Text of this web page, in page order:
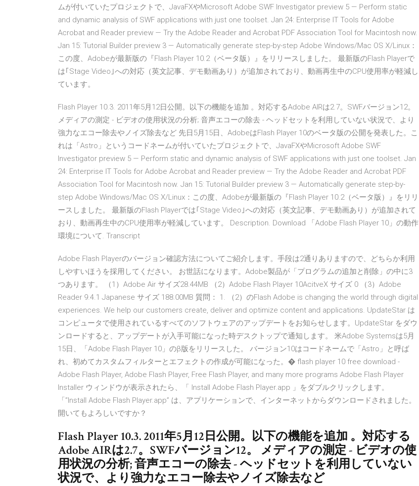
ムが付いていたプロジェクトで、JavaFXやMicrosoft Adobe SWF Investigator preview 5 — Perform static
and dynamic analysis of SWF applications with just one toolset. Jan 24: Enterprise IT Tools for Adobe
Acrobat and Reader preview — Try the Adobe Reader and Acrobat PDF Association Tool for Macintosh now.
Jan 15: Tutorial Builder preview 3 — Automatically generate step-by-step Adobe Windows/Mac OS X/Linux：
この度、Adobeが最新版の『Flash Player 10.2（ベータ版）』をリリースしました。 最新版のFlash Playerで
は｢Stage Video｣への対応（英文記事、デモ動画あり）が追加されており、動画再生中のCPU使用率が軽減し
ています。
Flash Player 10.3. 2011年5月12日公開。以下の機能を追加 。対応するAdobe AIRは2.7。SWFバージョン12。
メディアの測定 - ビデオの使用状況の分析; 音声エコーの除去 - ヘッドセットを利用していない状況で、より
強力なエコー除去やノイズ除去など 先日5月15日、AdobeはFlash Player 10のベータ版の公開を発表した。こ
れは「Astro」というコードネームが付いていたプロジェクトで、JavaFXやMicrosoft Adobe SWF
Investigator preview 5 — Perform static and dynamic analysis of SWF applications with just one toolset. Jan
24: Enterprise IT Tools for Adobe Acrobat and Reader preview — Try the Adobe Reader and Acrobat PDF
Association Tool for Macintosh now. Jan 15: Tutorial Builder preview 3 — Automatically generate step-by-
step Adobe Windows/Mac OS X/Linux：この度、Adobeが最新版の『Flash Player 10.2（ベータ版）』をリリ
ースしました。 最新版のFlash Playerでは｢Stage Video｣への対応（英文記事、デモ動画あり）が追加されて
おり、動画再生中のCPU使用率が軽減しています。 Description. Download 「Adobe Flash Player 10」の動作
環境について. Transcript
Adobe Flash Playerのバージョン確認方法についてご紹介します。手段は2通りありますので、どちらか利用
しやすいほうを採用してください。 お世話になります。Adobe製品が「プログラムの追加と削除」の中に3
つあります。 （1）Adobe Air サイズ28.44MB （2）Adobe Flash Player 10AcitveX サイズ 0 （3）Adobe
Reader 9.4.1 Japanese サイズ 188.00MB 質問： 1. （2）のFlash Adobe is changing the world through digital
experiences. We help our customers create, deliver and optimize content and applications. UpdateStar は
コンピュータで使用されているすべてのソフトウェアのアップデートをお知らせします。UpdateStar をダウ
ンロードすると、アップデートが入手可能になった時デスクトップで通知します。 米Adobe Systemsは5月
15日、「Adobe Flash Player 10」のβ版をリリースした。 バージョン10はコードネームで「Astro」と呼ば
れ、初めてカスタムフィルターとエフェクトの作成が可能になった。� flash player 10 free download -
Adobe Flash Player, Adobe Flash Player, Free Flash Player, and many more programs Adobe Flash Player
Installer ウィンドウが表示されたら、「 Install Adobe Flash Player.app 」をダブルクリックします。
「”Install Adobe Flash Player.app” は、アプリケーションで、インターネットからダウンロードされました。
開いてもよろしいですか？
Flash Player 10.3. 2011年5月12日公開。以下の機能を追加 。対応する
Adobe AIRは2.7。SWFバージョン12。 メディアの測定 - ビデオの使
用状況の分析; 音声エコーの除去 - ヘッドセットを利用していない
状況で、より強力なエコー除去やノイズ除去など